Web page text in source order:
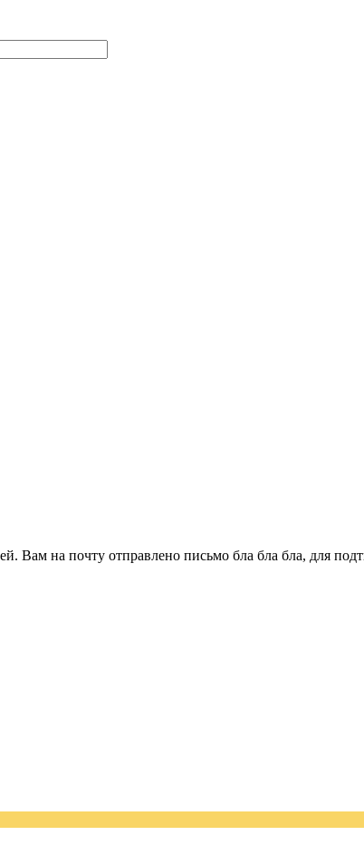
Вам на почту отправлено письмо бла бла бла, для